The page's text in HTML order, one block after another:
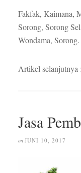
Fakfak, Kaimana,
Sorong, Sorong
Wondama, Sorong.
Artikel selanjutnya :
Jasa
on JUNI 10, 2017